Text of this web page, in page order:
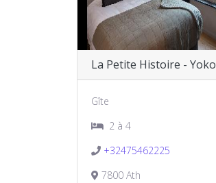
La Petite Histoire - Yoko
Gîte
2 à 4
+32475462225
7800 Ath